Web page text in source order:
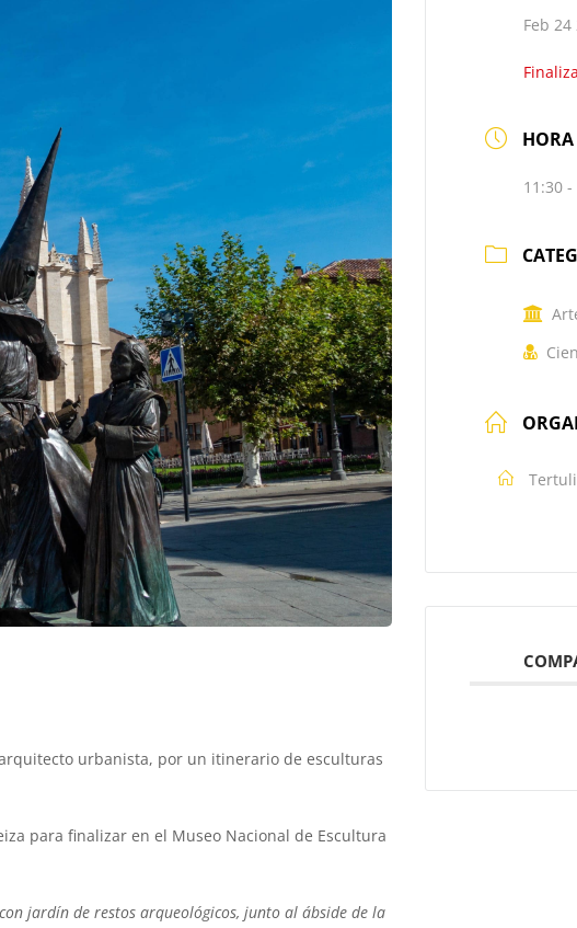
urbanista, por un itinerario de esculturas
para finalizar en el Museo Nacional de Escultura
jardín de restos arqueológicos, junto al ábside de la
Feb 24
HORA
11:30